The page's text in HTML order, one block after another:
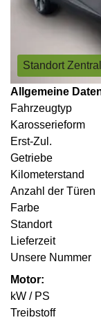
Standort
Allgemeine
Fahrzeugtyp
Karosserieform
Erst-Zul.
Getriebe
Kilometerstand
Anzahl der Türen
Farbe
Standort
Lieferzeit
Unsere Nummer
Motor:
kW / PS
Treibstoff